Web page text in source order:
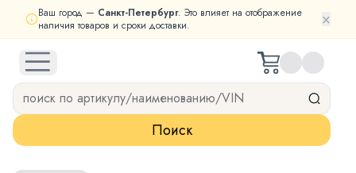
Ваш город — Санкт-Петербург. Это влияет на отображение
наличия товаров и сроки доставки.
×
open navigation menu
Поиск